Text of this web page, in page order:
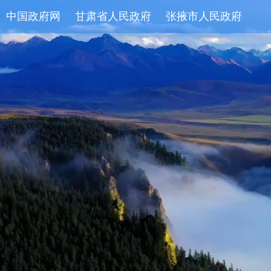
中国政府网 甘肃省人民政府 张掖市人民政府